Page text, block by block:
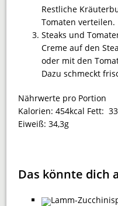
Restliche
Tomaten verteilen.
Steaks und
Creme auf den
oder mit den
Dazu schmeckt
Nährwerte pro Portion
Kalorien:454kcal Fett:
Eiweiß:34,3g
Das könnte dich
Lamm-